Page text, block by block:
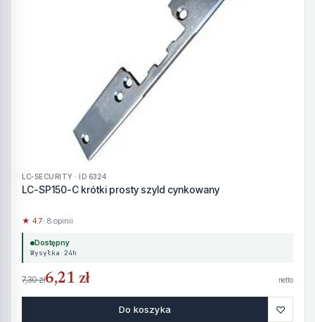
LC-SECURITY · ID 6324
LC-SP150-C krótki prosty szyld cynkowany
★ 4.7· 8 opinii
Dostępny
Wysyłka 24h
7,30 zł6,21 zł netto
Do koszyka ♡